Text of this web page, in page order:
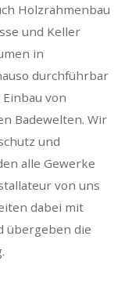
Holzrahmenbau
und Keller
in
durchführbar
von
Badewelten. Wir
und
alle Gewerke
von uns
dabei mit
übergeben die